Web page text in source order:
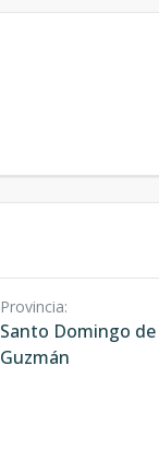
Provincia:
Santo Domingo de
Guzmán